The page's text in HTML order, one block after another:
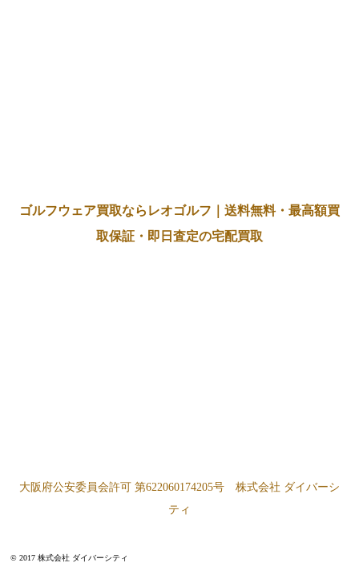
ゴルフウェア買取ならレオゴルフ｜送料無料・最高額買
取保証・即日査定の宅配買取
大阪府公安委員会許可 第622060174205号 株式会社 ダイバーシ
ティ
© 2017 株式会社 ダイバーシティ